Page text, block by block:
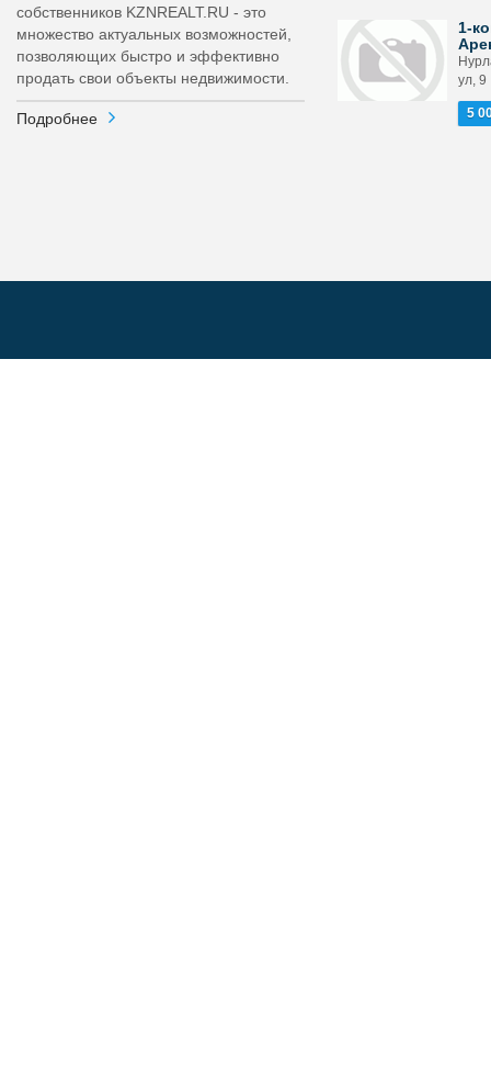
собственников KZNREALT.RU - это
множество актуальных возможностей,
позволяющих быстро и эффективно
продать свои объекты недвижимости.
Подробнее
1-
ул, 9
5